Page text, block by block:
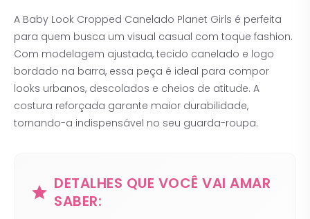
A Baby Look Cropped Canelado Planet Girls é perfeita
para quem busca um visual casual com toque fashion.
Com modelagem ajustada, tecido canelado e logo
bordado na barra, essa peça é ideal para compor
looks urbanos, descolados e cheios de atitude. A
costura reforçada garante maior durabilidade,
tornando-a indispensável no seu guarda-roupa.
DETALHES QUE VOCÊ VAI AMAR
SABER: